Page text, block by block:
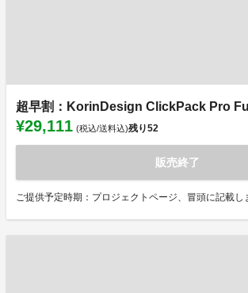
超早割：KorinDesign ClickPack Pro
¥29,111 (税込/送料込)残り52
販売終了
ご提供予定時期：プロジェクトページ、冒頭に記載し